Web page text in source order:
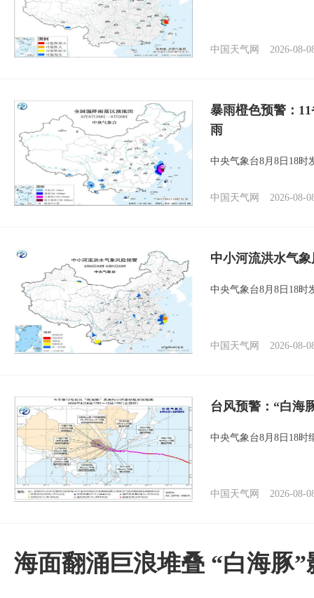
中国天气网 2026-08-
暴雨橙色预警：
雨
中央气象台8月8日18时
中国天气网 2026-08-
中小河流洪水气
中央气象台8月8日18时
中国天气网 2026-08-
台风预警：“白海
中央气象台8月8日18时
中国天气网 2026-08-
海面翻涌巨浪堆叠 “白海豚”